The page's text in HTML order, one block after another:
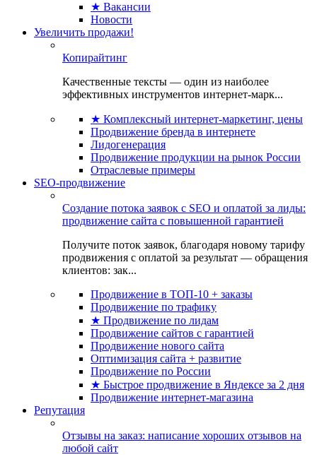
★ Вакансии
Новости
Увеличить продажи!
Копирайтинг
Качественные тексты — один из наиболее
эффективных инструментов интернет-марк...
★ Комплексный интернет-маркетинг, цены
Продвижение бренда в интернете
Лидогенерация
Продвижение продукции на рынок России
Отраслевые примеры
SEO-продвижение
Создание потока заявок с SEO и оплатой за лиды:
продвижение сайта с повышенной гарантией
Получите поток заявок, благодаря новому тарифу
продвижения с оплатой за результат — обращения
клиентов: зак...
Продвижение в ТОП-10 + заказы
Продвижение по трафику
★ Продвижение по лидам
Продвижение сайтов с гарантией
Продвижение нового сайта
Оптимизация сайта + развитие
Продвижение по России
★ Быстрое продвижение в Яндексе за 2 дня
Продвижение интернет-магазина
Репутация
Отзывы на заказ: написание хороших отзывов на
любой сайт